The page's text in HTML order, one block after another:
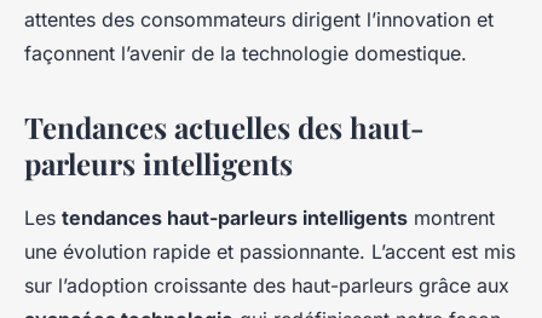
attentes des consommateurs dirigent l’innovation et
façonnent l’avenir de la technologie domestique.
Tendances actuelles des haut-
parleurs intelligents
Les tendances haut-parleurs intelligents montrent
une évolution rapide et passionnante. L’accent est mis
sur l’adoption croissante des haut-parleurs grâce aux